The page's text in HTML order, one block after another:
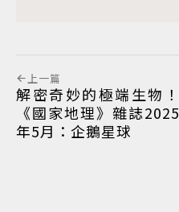
上一篇
解密奇妙的極端生物！
《國家地理》雜誌2025
年5月：企鵝星球